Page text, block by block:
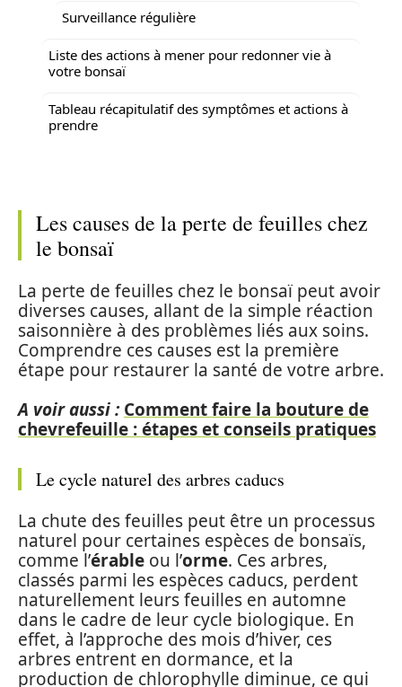
Surveillance régulière
Liste des actions à mener pour redonner vie à
votre bonsaï
Tableau récapitulatif des symptômes et actions à
prendre
Les causes de la perte de feuilles chez
le bonsaï
La perte de feuilles chez le bonsaï peut avoir
diverses causes, allant de la simple réaction
saisonnière à des problèmes liés aux soins.
Comprendre ces causes est la première
étape pour restaurer la santé de votre arbre.
A voir aussi : Comment faire la bouture de
chevrefeuille : étapes et conseils pratiques
Le cycle naturel des arbres caducs
La chute des feuilles peut être un processus
naturel pour certaines espèces de bonsaïs,
comme l’érable ou l’orme. Ces arbres,
classés parmi les espèces caducs, perdent
naturellement leurs feuilles en automne
dans le cadre de leur cycle biologique. En
effet, à l’approche des mois d’hiver, ces
arbres entrent en dormance, et la
production de chlorophylle diminue, ce qui